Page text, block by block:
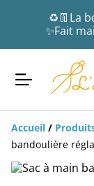
♻️👖La
✨Fait
Accueil /
bandoulière